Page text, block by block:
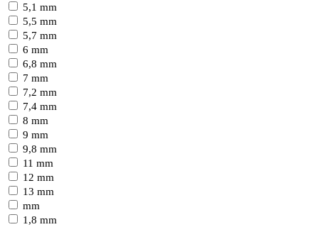
5,1 mm
5,5 mm
5,7 mm
6 mm
6,8 mm
7 mm
7,2 mm
7,4 mm
8 mm
9 mm
9,8 mm
11 mm
12 mm
13 mm
mm
1,8 mm